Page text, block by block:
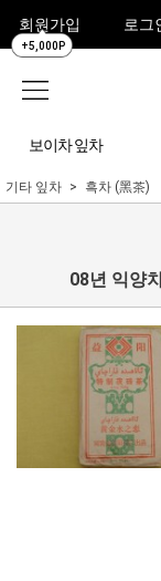
회원가입
+5,000P
로그
보이차 잎차
기타 잎차 흑차 (黑茶)
08년 익양